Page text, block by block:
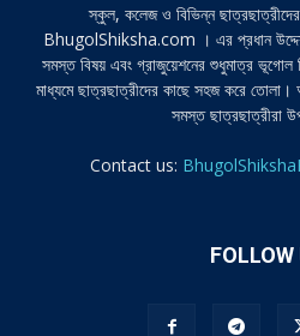
স্কুল, কলেজ ও বিভিন্ন
BhugolShiksha.com । এর প্রধান উদ্দেশ্য
সমস্ত বিষয় এবং গ্রাজুয়েশনের শুধুমাত্র ভূগোল
মাধ্যমে ছাত্রছাত্রীদের কাছে সহজ করে তোলা।
সমস্ত ছাত্রছাত্রীরা
Contact us:
FOLLOW